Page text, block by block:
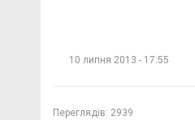
10 липня 2013 - 17:55
Переглядів: 2939